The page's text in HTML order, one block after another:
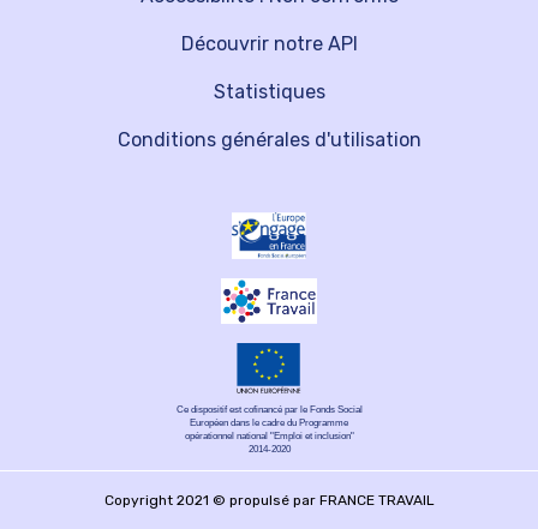
Découvrir notre API
Statistiques
Conditions générales d'utilisation
Ce dispositif est cofinancé par le Fonds Social
Européen dans le cadre du Programme
opérationnel national "Emploi et inclusion"
2014-2020
Copyright 2021 © propulsé par FRANCE TRAVAIL